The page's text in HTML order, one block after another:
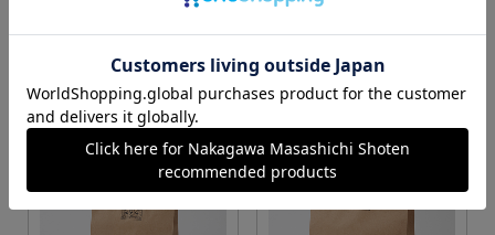
カートに入れる カートに入れる